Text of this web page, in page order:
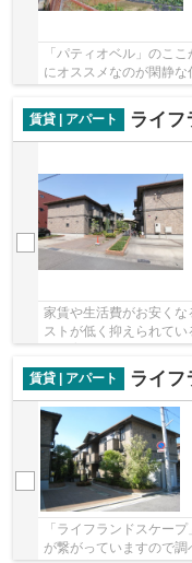
「パティオベル」のこ
にオススメなのが閑静
賃貸 | アパート
ライフ
家賃や生活費がお安く
ストが低く抑えられて
賃貸 | アパート
ライフ
「ライフランドスケー
が繋がっていますので